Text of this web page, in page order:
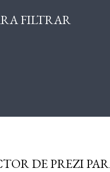
FILTRAR
DE PREZI